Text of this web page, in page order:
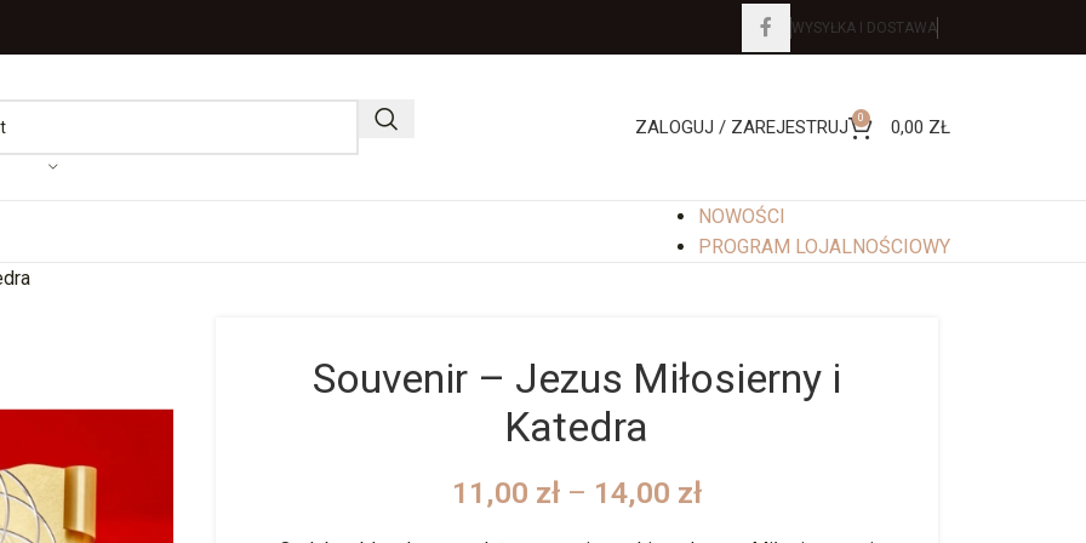
WYSYŁKA I DOSTAWA
ZALOGUJ / ZAREJESTRUJ 0 0,00 ZŁ
NOWOŚCI
PROGRAM LOJALNOŚCIOWY
Souvenir – Jezus Miłosierny i
Katedra
11,00 zł – 14,00 zł